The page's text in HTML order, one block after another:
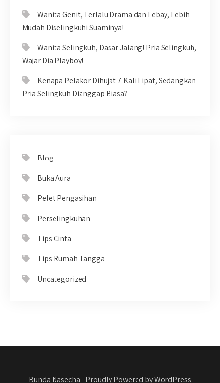
Wanita Genit, Terlalu Drama dan Lebay, Lebih
Mudah Diselingkuhi Suaminya!
Wanita Selingkuh, Dasar Jalang! Pria Selingkuh,
Wajar Dia Playboy!
Kenapa Pelakor Dihujat 7 Kali Lipat, Sedangkan
Pria Selingkuh Dianggap Biasa?
Blog
Buka Aura
Pelet Pengasihan
Perselingkuhan
Tips Cinta
Tips Rumah Tangga
Uncategorized
Bunda Nasecha - Proudly Powered by WordPress